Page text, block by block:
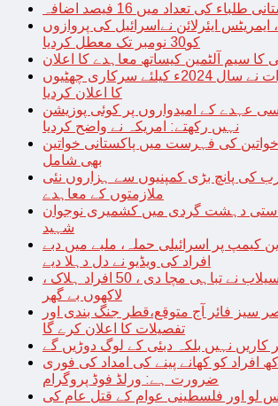
کی تعداد میں 16 فیصد اضافہ
ایئرلائن نےاسرائیل کی پروازوں
کو30 نومبر تک معطل کردیا
کا سیم آلٹمین کیساتھ معاہدے کا اعلان
متحدہ عرب امارات نے سال 2024ء کیلئے سرکاری چھٹیوں
کا اعلان کردیا
عہدے کے امیدواروں پر کوئی پوزیشن
نہیں رکھتے: امریکہ نے واضح کردیا
100 بااثر خواتین کی فہرست میں پاکستانی خواتین
بھی شامل
کی پانچ بڑی کمپنیوں سے ہزاروں نئی
ملازمتوں کے معاہدے
دہشت گردی میں کشمیری نوجوان
شہید
کیمپ پر اسرائیلی حملہ، ملبے میں دبے
افراد کی ویڈیو نے دل دہلا دیے
صومالیہ میں سیلاب نے تباہی مچا دی ، 50 افراد ہلاک ،
لاکھوں بے گھر
سیز فائر آج متوقع،قطر جنگ بندی اور
تفصیلات کا اعلان کرے گا
کاریں نہیں بلکہ دبئی کے لوگ دوڑیں گے
میں 22 لاکھ افراد کو کھانے پینے کی امداد کی فوری
ضرورت ہے: ورلڈ فوڈ پروگرام
لو اور فلسطینی عوام کے قتل عام کی